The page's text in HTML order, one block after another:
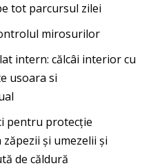
tot parcursul zilei
mirosurilor
intern: călcâi interior cu
usoara si
pentru protecție
și umezelii și
de căldură